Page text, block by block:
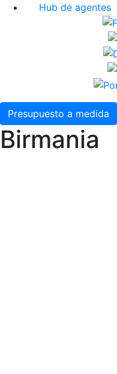
Hub de agentes
Presupuesto a medida
Birmania